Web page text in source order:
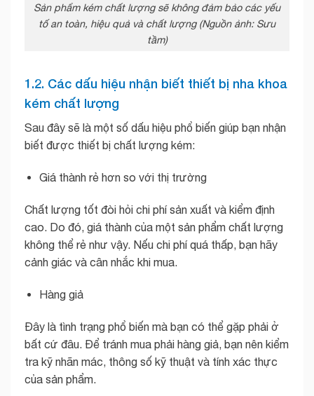
Sản phẩm kém chất lượng sẽ không đảm bảo các yếu
tố an toàn, hiệu quả và chất lượng (Nguồn ảnh: Sưu
tầm)
1.2. Các dấu hiệu nhận biết thiết bị nha khoa
kém chất lượng
Sau đây sẽ là một số dấu hiệu phổ biến giúp bạn nhận
biết được thiết bị chất lượng kém:
Giá thành rẻ hơn so với thị trường
Chất lượng tốt đòi hỏi chi phí sản xuất và kiểm định
cao. Do đó, giá thành của một sản phẩm chất lượng
không thể rẻ như vậy. Nếu chi phí quá thấp, bạn hãy
cảnh giác và cân nhắc khi mua.
Hàng giả
Đây là tình trạng phổ biến mà bạn có thể gặp phải ở
bất cứ đâu. Để tránh mua phải hàng giả, bạn nên kiểm
tra kỹ nhãn mác, thông số kỹ thuật và tính xác thực
của sản phẩm.